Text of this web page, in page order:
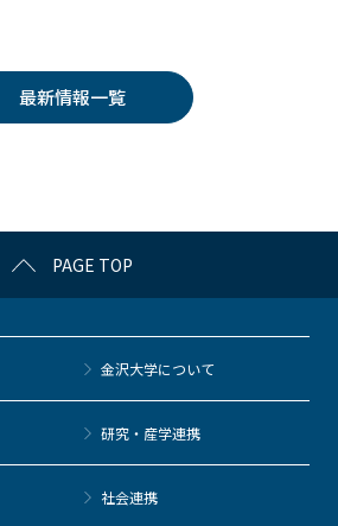
n
a
最新情報一覧
PAGE TOP
金沢大学について
研究・産学連携
社会連携